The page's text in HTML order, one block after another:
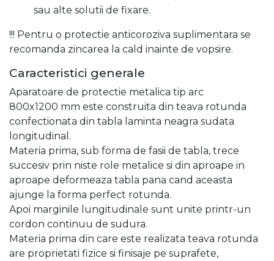
sau alte solutii de fixare.
!!! Pentru o protectie anticoroziva suplimentara se
recomanda zincarea la cald inainte de vopsire.
Caracteristici generale
Aparatoare de protectie metalica tip arc
800x1200 mm este construita din teava rotunda
confectionata din tabla laminta neagra sudata
longitudinal.
Materia prima, sub forma de fasii de tabla, trece
succesiv prin niste role metalice si din aproape in
aproape deformeaza tabla pana cand aceasta
ajunge la forma perfect rotunda.
Apoi marginile lungitudinale sunt unite printr-un
cordon continuu de sudura.
Materia prima din care este realizata teava rotunda
are proprietati fizice si finisaje pe suprafete,